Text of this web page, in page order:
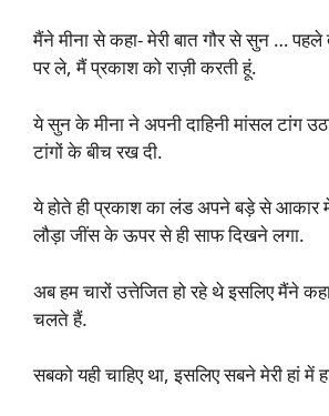
मैंने मीना से कहा- मेरी बात गौर से सुन …
पर ले, मैं प्रकाश को राज़ी करती हूं.
ये सुन के मीना ने अपनी दाहिनी मांसल टांग
टांगों के बीच रख दी.
ये होते ही प्रकाश का लंड अपने बड़े से
लौड़ा जींस के ऊपर से ही साफ दिखने लगा.
अब हम चारों उत्तेजित हो रहे थे इसलिए मैंने
चलते हैं.
सबको यही चाहिए था, इसलिए सबने मेरी हां में